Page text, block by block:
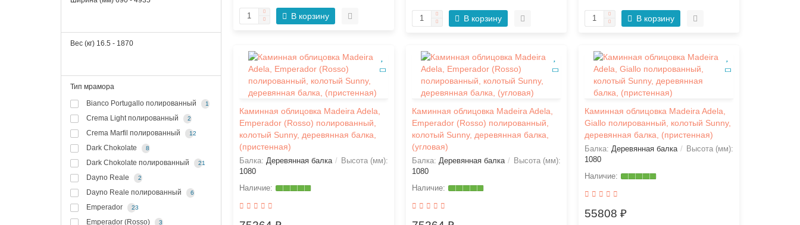
Вес (кг) 16.5 - 1870
Тип мрамора
Bianco Portugallo полированный 1
Crema Light полированный 2
Crema Marfil полированный 12
Dark Chokolate 8
Dark Chokolate полированный 21
Dayno Reale 2
Dayno Reale полированный 6
Emperador 23
Emperador (Rosso) 3
В корзину В корзину В корзину
Каминная облицовка Madeira Adela,
Emperador (Rosso) полированный,
колотый Sunny, деревянная балка,
(пристенная)
Балка: Деревянная балка
Высота (мм):
1080
Каминная облицовка Madeira Adela,
Emperador (Rosso) полированный,
колотый Sunny, деревянная балка,
(угловая)
Балка: Деревянная балка
Высота (мм):
1080
Каминная облицовка Madeira Adela,
Giallo полированный, колотый Sunny,
деревянная балка, (пристенная)
Балка: Деревянная балка
Высота (мм):
1080
55808 ₽